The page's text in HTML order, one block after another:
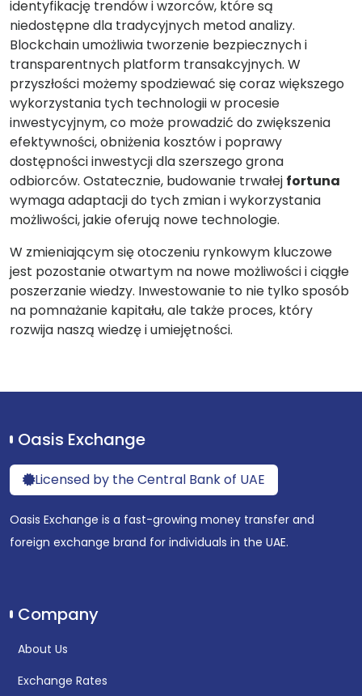
identyfikację trendów i wzorców, które są
niedostępne dla tradycyjnych metod analizy.
Blockchain umożliwia tworzenie bezpiecznych i
transparentnych platform transakcyjnych. W
przyszłości możemy spodziewać się coraz większego
wykorzystania tych technologii w procesie
inwestycyjnym, co może prowadzić do zwiększenia
efektywności, obniżenia kosztów i poprawy
dostępności inwestycji dla szerszego grona
odbiorców. Ostatecznie, budowanie trwałej fortuna
wymaga adaptacji do tych zmian i wykorzystania
możliwości, jakie oferują nowe technologie.
W zmieniającym się otoczeniu rynkowym kluczowe
jest pozostanie otwartym na nowe możliwości i ciągłe
poszerzanie wiedzy. Inwestowanie to nie tylko sposób
na pomnażanie kapitału, ale także proces, który
rozwija naszą wiedzę i umiejętności.
Oasis Exchange
Licensed by the Central Bank of UAE
Oasis Exchange is a fast-growing money transfer and
foreign exchange brand for individuals in the UAE.
Company
About Us
Exchange Rates